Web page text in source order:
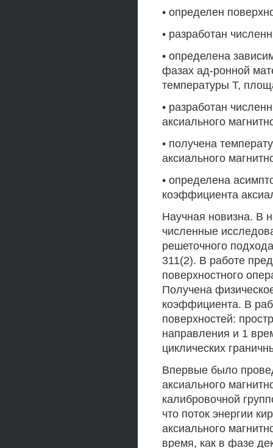
• определен
• разработан
• определена
фазах ад-ронной
температуры Т,
• разработан
аксиального
• получена
аксиального
• определена
коэффициента
Научная новизна. В
численные
решеточного
311(2). В работе
поверхностного
Получена
коэффициента. В
поверхностей:
направления и 1
циклических
Впервые было
аксиального
калибровочной
что поток энергии
аксиального
время, как в фазе